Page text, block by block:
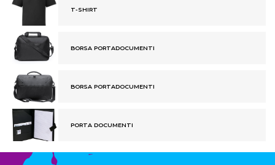
T-SHIRT
BORSA PORTADOCUMENTI
BORSA PORTADOCUMENTI
PORTA DOCUMENTI